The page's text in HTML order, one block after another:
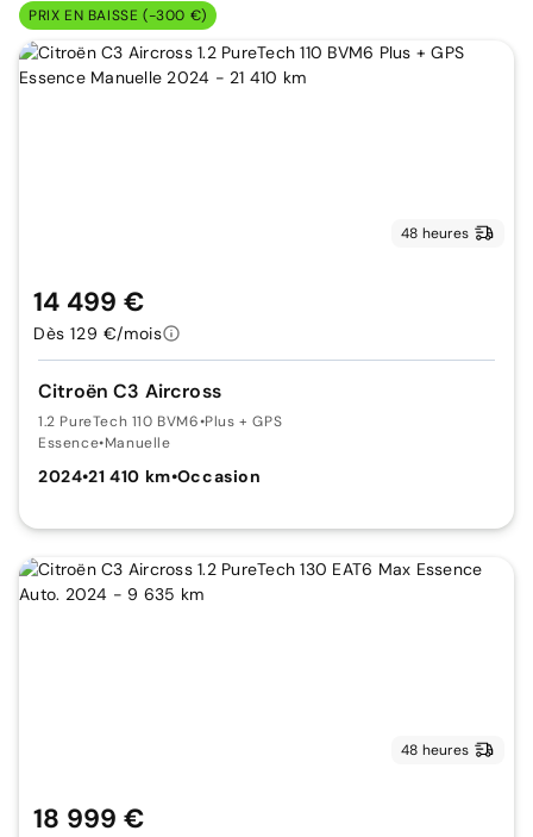
PRIX EN BAISSE (-300 €)
48 heures
Citroën C3 Aircross
1.2 PureTech 110 BVM6•Plus + GPS
Essence•Manuelle
2024•21 410 km•Occasion
14 499 €
Dès 129 €/mois
48 heures
18 999 €